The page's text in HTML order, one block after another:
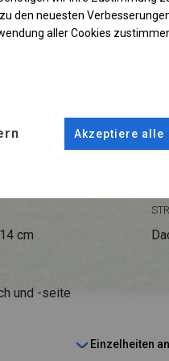
cm
und -seite
Einzelheiten
den neuesten
aller Cookies
Akzeptiere alle